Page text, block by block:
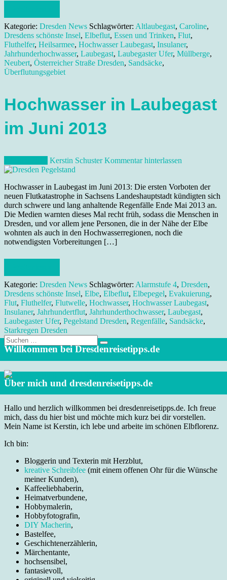
Kategorie: Dresden News Schlagwörter: Altlaubegast, Caroline,
Dresdens schönste Insel, Elbeflut, Essen und Trinken, Flut,
Fluthelfer, Heilsarmee, Hochwasser Laubegast, Insulaner,
Jahrhunderhochwasser, Laubegast, Laubegaster Ufer, Müllberge,
Neubert, Österreicher Straße Dresden, Sandsäcke,
Überflutungsgebiet
Hochwasser in Laubegast
im Juni 2013
Kerstin Schuster Kommentar hinterlassen
Hochwasser in Laubegast im Juni 2013: Die ersten Vorboten der
neuen Flutkatastrophe in Sachsens Landeshauptstadt kündigten sich
durch schwere und lang anhaltende Regenfälle Ende Mai 2013 an.
Die Medien warnten dieses Mal recht früh, sodass die Menschen in
Dresden, und vor allem jene Personen, die in der Nähe der Elbe
wohnten als auch in den Hochwasserregionen, noch die
notwendigsten Vorbereitungen […]
Kategorie: Dresden News Schlagwörter: Alarmstufe 4, Dresden,
Dresdens schönste Insel, Elbe, Elbeflut, Elbepegel, Evakuierung,
Flut, Fluthelfer, Flutwelle, Hochwasser, Hochwasser Laubegast,
Insulaner, Jahrhundertflut, Jahrhunderthochwasser, Laubegast,
Laubegaster Ufer, Pegelstand Dresden, Regenfälle, Sandsäcke,
Starkregen Dresden
Suche
nach:
Willkommen bei Dresdenreisetipps.de
Über mich und dresdenreisetipps.de
Hallo und herzlich willkommen bei dresdenreisetipps.de. Ich freue
mich, dass du hier bist und möchte mich kurz bei dir vorstellen.
Mein Name ist Kerstin, ich lebe und arbeite im schönen Elbflorenz.
Ich bin:
Bloggerin und Texterin mit Herzblut,
kreative Schreibfee (mit einem offenen Ohr für die Wünsche
meiner Kunden),
Kaffeeliebhaberin,
Heimatverbundene,
Hobbymalerin,
Hobbyfotografin,
DIY Macherin,
Bastelfee,
Geschichtenerzählerin,
Märchentante,
hochsensibel,
fantasievoll,